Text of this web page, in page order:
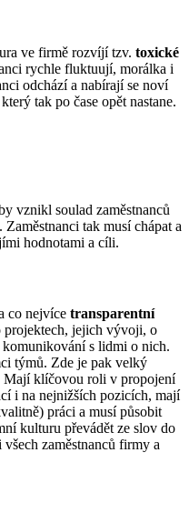
ve firmě rozvíjí tzv. toxické
rychle fluktuují, morálka i
odchází a nabírají se noví
tak po čase opět nastane.
vznikl soulad zaměstnanců
tak musí chápat a
hodnotami a cíli.
co nejvíce transparentní
projektech, jejich vývoji, o
komunikování s lidmi o nich.
týmů. Zde je pak velký
Mají klíčovou roli v propojení
i na nejnižších pozicích, mají
práci a musí působit
kulturu převádět ze slov do
zaměstnanců firmy a